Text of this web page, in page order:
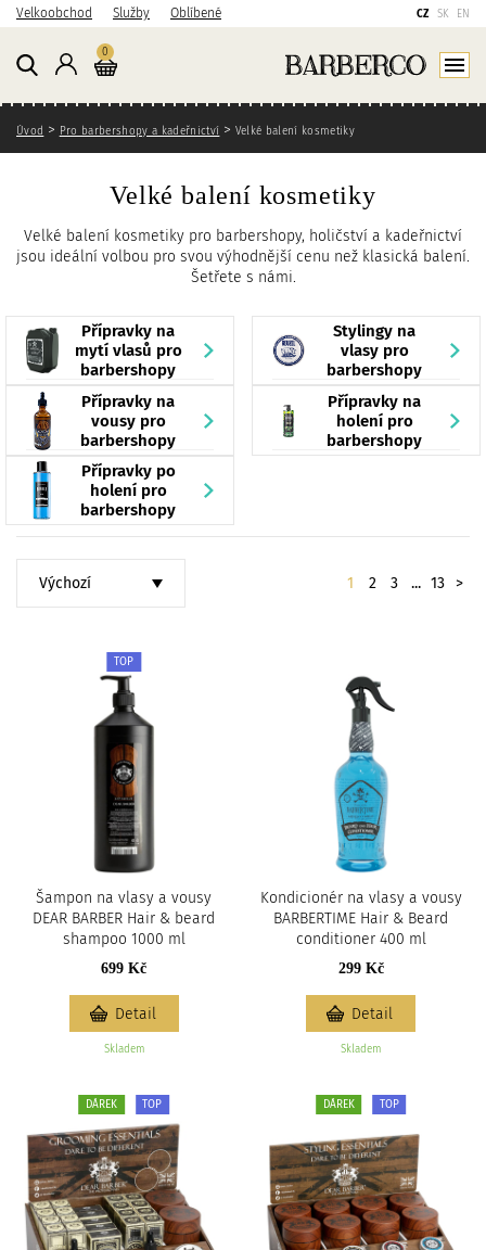
í
n
s
í
n
v
í
n
d
á
Velkoobchod Služby Oblíbené
Přihlášení
CZ SK EN
Košík
0 kusů
Zde se nacházíte
Úvod Pro barbershopy a kadeřnictví Velké balení kosmetiky
Velké balení kosmetiky
Velké balení kosmetiky pro barbershopy, holičství a kadeřnictví
jsou ideální volbou pro svou výhodnější cenu než klasická balení.
Šetřete s námi.
Přípravky na
mytí vlasů pro
barbershopy
Stylingy na
vlasy pro
barbershopy
Přípravky na
vousy pro
barbershopy
Přípravky na
holení pro
barbershopy
Přípravky po
holení pro
barbershopy
Stránkování
1 2 3 ... 13 >
Šampon na vlasy a vousy
DEAR BARBER Hair & beard
shampoo 1000 ml
TOP
699 Kč
Skladem
Detail
Kondicionér na vlasy a vousy
BARBERTIME Hair & Beard
conditioner 400 ml
299 Kč
Skladem
Detail
DÁREK TOP DÁREK TOP